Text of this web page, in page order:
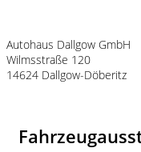
Autohaus Dallgow GmbH
Wilmsstraße 120
14624 Dallgow-Döberitz